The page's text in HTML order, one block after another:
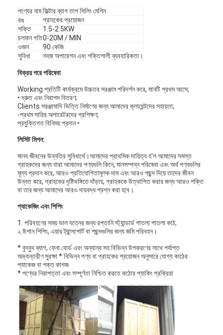
পণ্যের নামফিল্টার ব্যাগ তাপ সিলিং মেশিন
রঙ
গ্রাহকের প্রয়োজন
শক্তি
1.5-2.5KW
চলমান গতি0-20M / MIN
ওজন
90 কেজি
সুবিধা
সহজ অপারেশন এবং শক্তিশালী ব্যবহারিকতা।
বিক্রয় পরে পরিষেবা
Working প্রতিটি কার্যক্রমে উচ্চতর সরঞ্জাম পরিদর্শন করে, মানটি প্রথম আসে;
• দ্রুত এবং নিরাপদ বিতরণ;
Clients সরঞ্জামাদি ভিত্তি নির্মাণের জন্য আমাদের ক্লায়েন্টদের সহায়তা;
-প্রথম সারির অপারেটরদের প্রশিক্ষণ;
প্রযুক্তিগত বিনিময় প্রদান •
লিসিট মিশন:
মানব জীবনের উন্নতির সুবিধার্থে।আমাদের প্রাথমিক দায়িত্ব হ'ল আমাদের সমস্ত
গ্রাহকদের জন্য যারা আমাদের পণ্যগুলি কিনে, মানসম্পন্ন পরিষেবা এবং অর্থ পণ্যগুলির
মূল্য প্রদান করে, আরও প্রতিযোগিতামূলক দাম এবং আরও পছন্দ দিয়ে তাদের জীবন
উন্নত করে, গ্রাহকের দৃষ্টিভঙ্গিতে দাঁড়ায়, গ্রাহককে উত্থাপিত করার জন্য আরও শক্তি
বা তার জন্য আমাদের আরও দায়বদ্ধ প্রশ্ন করা হবে।
প্যাকেজিং এবং শিপিং
1. পরিবহণের সময় ভাল যত্নের জন্য রপ্তানি স্ট্যান্ডার্ড পাতলা পাতলা কাঠ;
২.উশান শিপিং, এয়ার ট্রান্সপোর্ট বা পছন্দগুলির জন্য জমি পরিবহন।
* বুদ্বুদ ব্যাগ, ফেনা বোর্ড এবং অন্যান্য সহ বিভিন্ন উপকরণের সাথে পর্যাপ্ত
অভ্যন্তরীণ সুরক্ষা * বিভিন্ন পণ্য বা গ্রাহকের প্রয়োজন অনুসারে যোগ্য কাঠের
প্যাকেজ বা শক্ত কাগজ
* পণ্যের নিরাপত্তা এবং সম্পূর্ণতা নিশ্চিত করতে কঠোর প্যাকিং প্রক্রিয়া